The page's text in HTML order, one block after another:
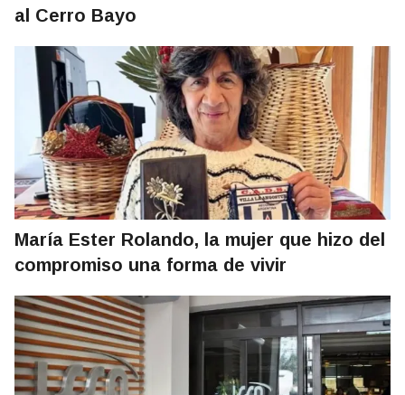
al Cerro Bayo
María Ester Rolando, la mujer que hizo del
compromiso una forma de vivir